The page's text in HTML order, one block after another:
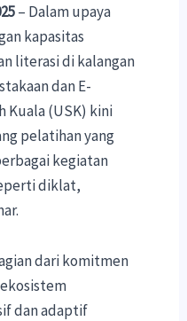
– Dalam upaya
kapasitas
literasi di kalangan
dan E-
Kuala (USK) kini
pelatihan yang
kegiatan
diklat,
dari komitmen
dan adaptif